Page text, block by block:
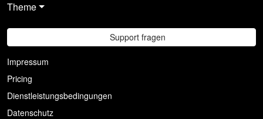
Theme
Support fragen
Impressum
Pricing
Dienstleistungsbedingungen
Datenschutz